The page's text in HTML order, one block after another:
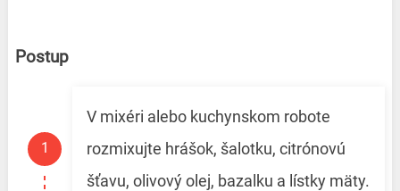
Postup
V mixéri alebo kuchynskom robote
rozmixujte hrášok, šalotku, citrónovú
šťavu, olivový olej, bazalku a lístky mäty.